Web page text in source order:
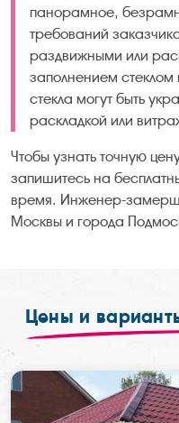
панорамное,
требований
раздвижными или
заполнением
стекла могут быть
раскладкой или
Чтобы узнать точную
запишитесь на
время. Инженер-
Москвы и города
Цены и